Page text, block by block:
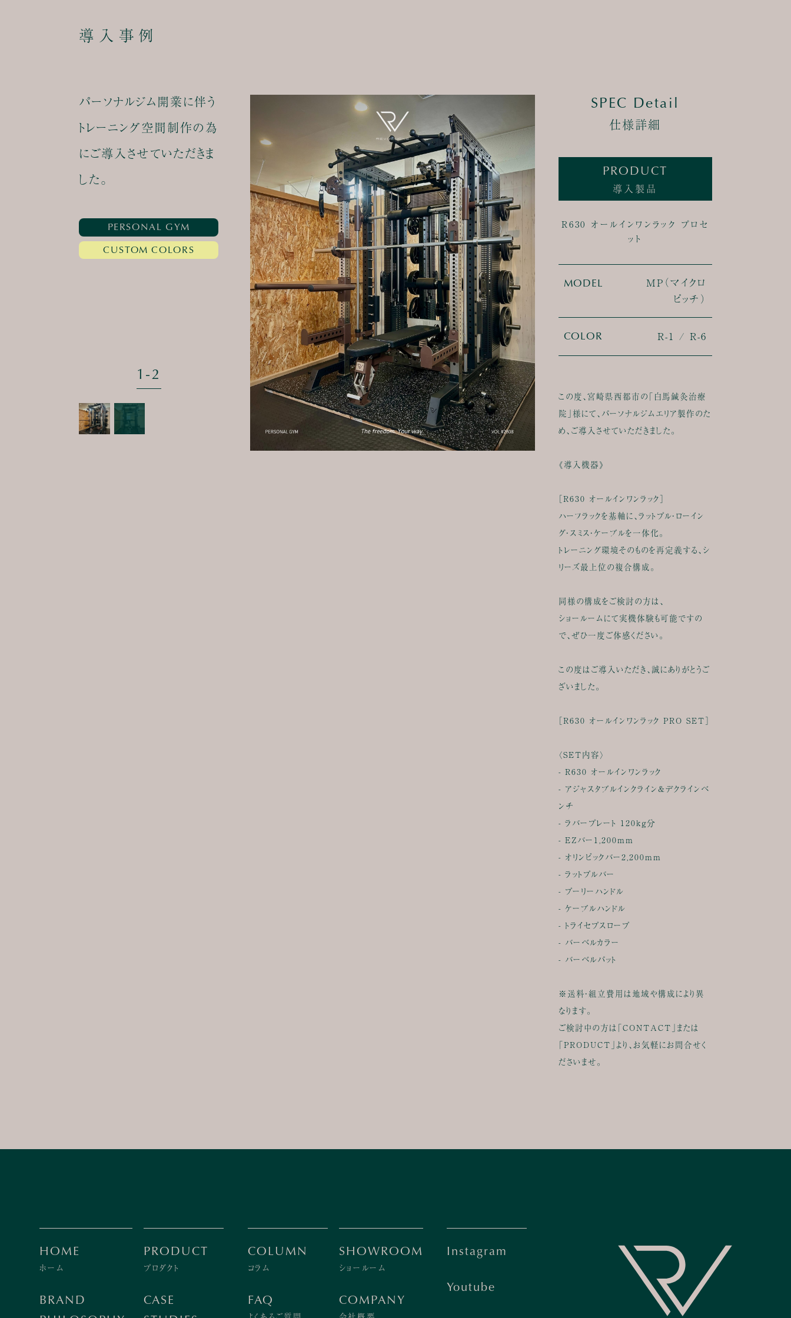
導入事例
パーソナルジム開業に伴う
トレーニング空間制作の為
にご導入させていただきま
した。
PERSONAL GYM
CUSTOM COLORS
1 -2
SPEC Detail
仕様詳細
PRODUCT
導入製品
R630 オールインワンラック プロセ
ット
MODEL
MP（マイクロ
ピッチ）
COLOR R-1 / R-6
この度、宮崎県西都市の「白馬鍼灸治療
院」様にて、パーソナルジムエリア製作のた
め、ご導入させていただきました。
《導入機器》
［R630 オールインワンラック］
ハーフラックを基軸に、ラットプル・ローイン
グ・スミス・ケーブルを一体化。
トレーニング環境そのものを再定義する、シ
リーズ最上位の複合構成。
同様の構成をご検討の方は、
ショールームにて実機体験も可能ですの
で、ぜひ一度ご体感ください。
この度はご導入いただき、誠にありがとうご
ざいました。
［R630 オールインワンラック PRO SET］
〈SET内容〉
- R630 オールインワンラック
- アジャスタブルインクライン&デクラインベ
ンチ
- ラバープレート 120kg分
- EZバー1,200mm
- オリンピックバー2,200mm
- ラットプルバー
- プーリーハンドル
- ケーブルハンドル
- トライセプスロープ
- バーベルカラー
- バーベルパット
※送料・組立費用は地域や構成により異
なります。
ご検討中の方は「CONTACT」または
「PRODUCT」より、お気軽にお問合せく
ださいませ。
HOME
ホーム
BRAND
PRODUCT
プロダクト
CASE
COLUMN
コラム
FAQ
SHOWROOM
ショールーム
COMPANY
Instagram
Youtube